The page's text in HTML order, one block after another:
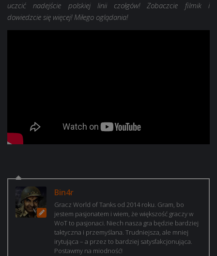
uczcić nadejście polskiej linii czołgów! Zobaczcie filmik i
dowiedzcie się więcej! Miłego oglądania!
Bin4r
Gracz World of Tanks od 2014 roku. Gram, bo
jestem pasjonatem i wiem, że większość graczy w
WoT to pasjonaci. Niech nasza gra będzie bardziej
taktyczna i przemyślana. Trudniejsza, ale mniej
irytująca – a przez to bardziej satysfakcjonująca.
Postawmy na miodność!